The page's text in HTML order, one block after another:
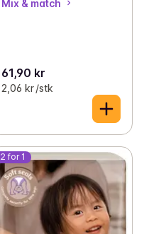
Mix & match
61,90 kr
2,06 kr /stk
2 for 1